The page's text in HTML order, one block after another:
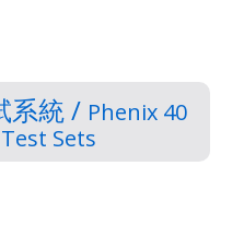
系統 / Phenix 40
Sets